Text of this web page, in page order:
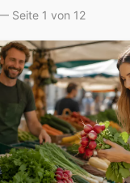
Seite 1 von 12